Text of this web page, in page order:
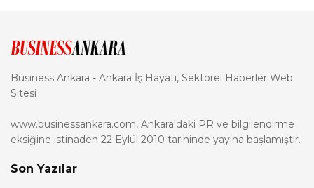
Business Ankara - Ankara İş Hayatı, Sektörel Haberler Web
Sitesi
www.businessankara.com, Ankara'daki PR ve bilgilendirme
eksiğine istinaden 22 Eylül 2010 tarihinde yayına başlamıştır.
Son Yazılar